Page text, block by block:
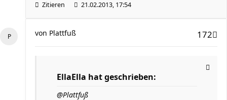
Zitieren 21.02.2013, 17:54
172
von Plattfuß
EllaElla hat geschrieben:
@Plattfuß